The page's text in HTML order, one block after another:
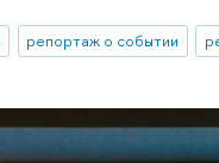
репортаж о событии